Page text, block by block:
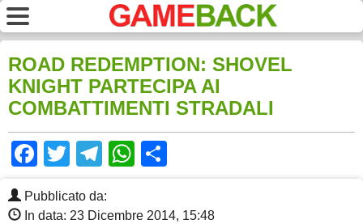
ROAD REDEMPTION: SHOVEL
KNIGHT PARTECIPA AI
COMBATTIMENTI STRADALI
Facebook
TwitterTelegram
WhatsApp
Pubblicato da:
In data: 23 Dicembre 2014, 15:48